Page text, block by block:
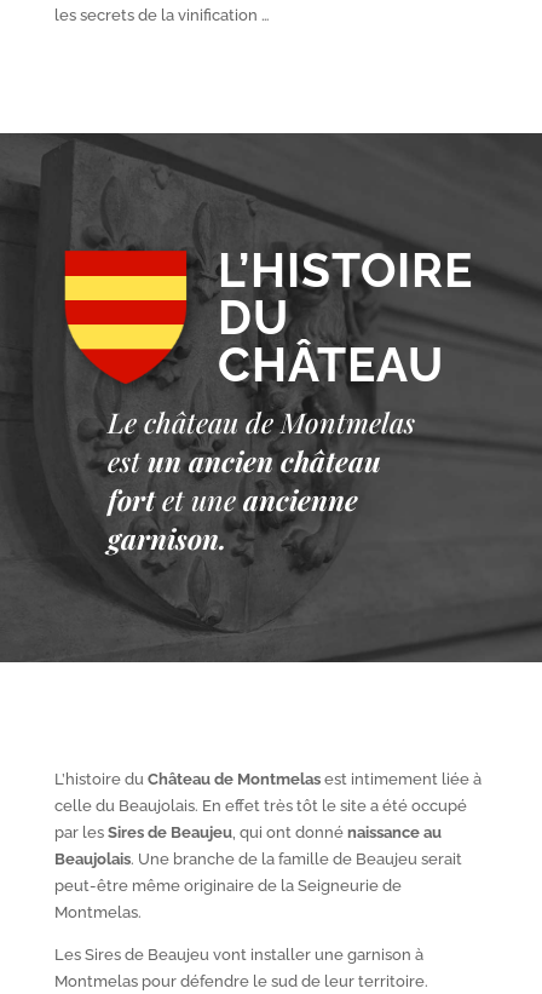
les secrets de la vinification …
L’HISTOIRE
DU
CHÂTEAU
Le château de Montmelas
est un ancien château
fort et une ancienne
garnison.
L’histoire duChâteau de Montmelasest intimement liée à
celle du Beaujolais. En effet très tôt le site a été occupé
par les Sires de Beaujeu, qui ont donné naissance au
Beaujolais. Une branche de la famille de Beaujeu serait
peut-être même originaire de la Seigneurie de
Montmelas.
Les Sires de Beaujeu vont installer une garnison à
Montmelas pour défendre le sud de leur territoire.